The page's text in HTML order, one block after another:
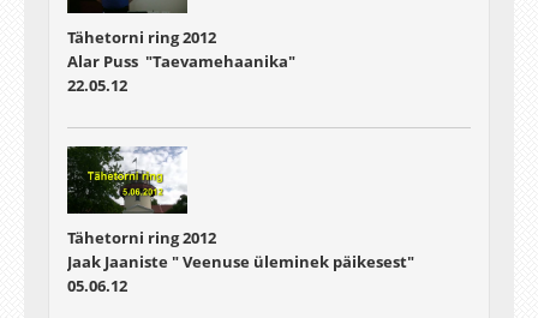
Tähetorni ring 2012
Alar Puss "Taevamehaanika"
22.05.12
Tähetorni ring 2012
Jaak Jaaniste " Veenuse üleminek päikesest"
05.06.12